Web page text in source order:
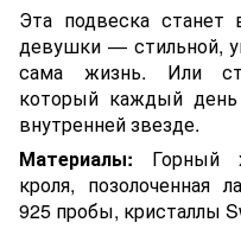
Эта подвеска станет
девушки — стильной,
сама жизнь. Или
который каждый
внутренней звезде.
Материалы: Горный
кроля, позолоченная
925 пробы, кристаллы